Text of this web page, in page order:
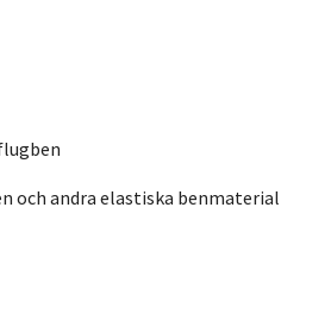
och andra elastiska benmaterial